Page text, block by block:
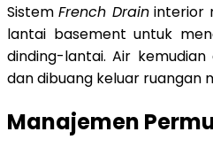
SistemFrench Draininterior
lantai basement untuk
dinding-lantai. Air
dan dibuang keluar ruangan
Manajemen